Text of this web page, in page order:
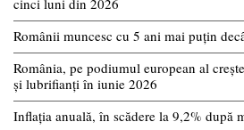
cinci luni din 2026
Românii muncesc cu 5 ani mai puțin
România, pe podiumul european al
și lubrifianți în iunie 2026
Inflația anuală, în scădere la 9,2% după